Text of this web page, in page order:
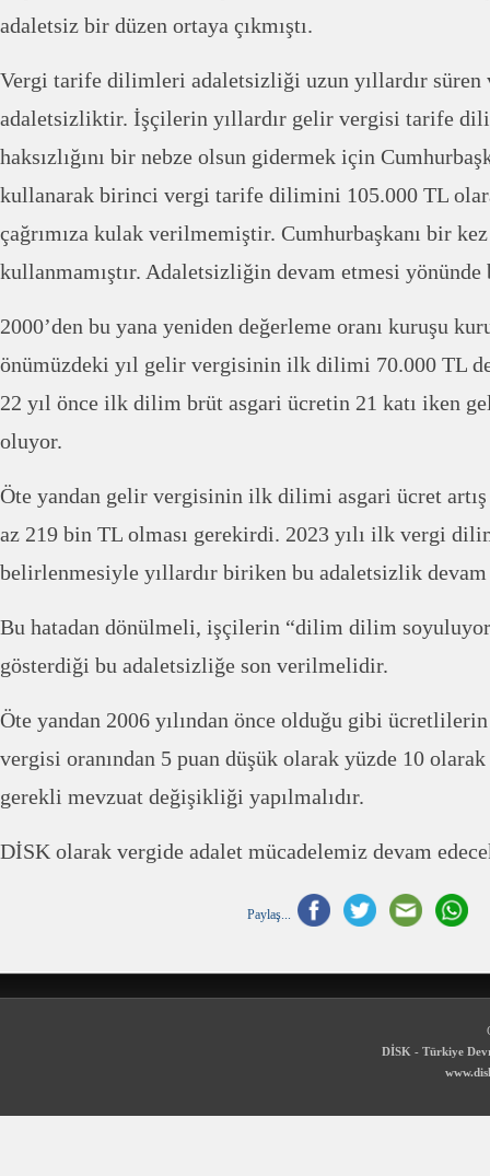
adaletsiz bir düzen ortaya çıkmıştı.
Vergi tarife dilimleri adaletsizliği uzun yıllardır süren
adaletsizliktir. İşçilerin yıllardır gelir vergisi tarife
haksızlığını bir nebze olsun gidermek için
kullanarak birinci vergi tarife dilimini 105.000 TL
çağrımıza kulak verilmemiştir. Cumhurbaşkanı bir
kullanmamıştır. Adaletsizliğin devam etmesi
2000’den bu yana yeniden değerleme oranı kuruşu
önümüzdeki yıl gelir vergisinin ilk dilimi 70.000 TL
22 yıl önce ilk dilim brüt asgari ücretin 21 katı iken
oluyor.
Öte yandan gelir vergisinin ilk dilimi asgari ücret artış
az 219 bin TL olması gerekirdi. 2023 yılı ilk vergi
belirlenmesiyle yıllardır biriken bu adaletsizlik
Bu hatadan dönülmeli, işçilerin “dilim dilim
gösterdiği bu adaletsizliğe son verilmelidir.
Öte yandan 2006 yılından önce olduğu gibi
vergisi oranından 5 puan düşük olarak yüzde 10
gerekli mevzuat değişikliği yapılmalıdır.
DİSK olarak vergide adalet mücadelemiz devam
Paylaş...
DİSK - Türkiye